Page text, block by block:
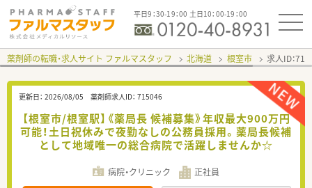
平日9：30-19：00 土日10：00-19：00
薬剤師の転職・求人サイト ファルマスタッフ 北海道 根室市 求人ID：
更新日： 2026/08/05 薬剤師求人ID： 715046
【根室市/根室駅】《薬局長 候補募集》年収最大900万円
可能！土日祝休みで夜勤なしの公務員採用。薬局長候補
として地域唯一の総合病院で活躍しませんか☆
病院・クリニック 正社員